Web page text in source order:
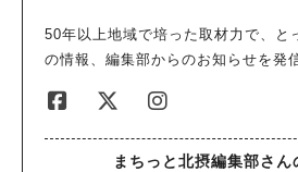
50年以上地域で培った取材力で、と
の情報、編集部からのお知らせを発
まちっと北摂編集部さん
人気のキーワー
#教えたい／教えて投稿記事
#あなたはどっち？